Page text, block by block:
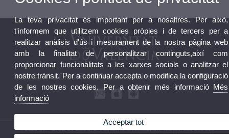
Laboratori d'Electrònica Industrial i Instrumentació (LEII)
© 2026 UV. - ETSE-UV Bloc 3, 3ª Planta, Av. Universitat s/n. Telèfon: 963 864 014
La teva privacitat és important per a nosaltres. Per això,
t'informem que utilitzem cookies pròpies i de tercers per a
realitzar anàlisis d'ús i mesurament de la nostra pàgina web
amb la finalitat de personalitzar continguts,així com
proporcionar funcionalitats a les xarxes socials o analitzar el
nostre trànsit. Per a continuar accepta o modifica la configuració
de les nostres cookies. Per a obtenir més informació Més
informació
Acceptar tot